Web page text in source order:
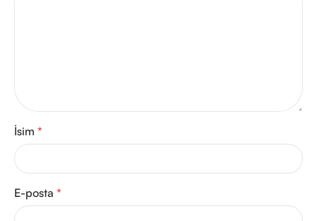
İsim *
E-posta *